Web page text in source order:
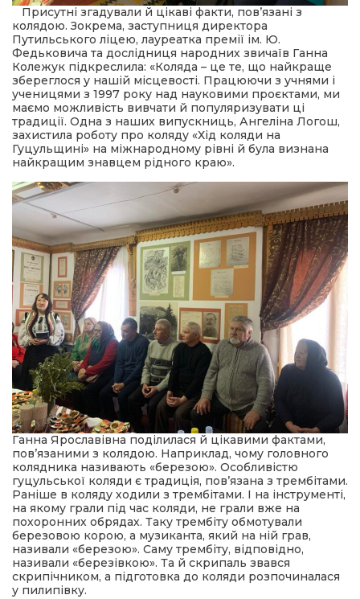
Присутні згадували й цікаві факти, пов’язані з
колядою. Зокрема, заступниця директора
Путильського ліцею, лауреатка премії ім. Ю.
Федьковича та дослідниця народних звичаїв Ганна
Колежук підкреслила: «Коляда – це те, що найкраще
збереглося у нашій місцевості. Працюючи з учнями і
ученицями з 1997 року над науковими проєктами, ми
маємо можливість вивчати й популяризувати ці
традиції. Одна з наших випускниць, Ангеліна Логош,
захистила роботу про коляду «Хід коляди на
Гуцульщині» на міжнародному рівні й була визнана
найкращим знавцем рідного краю».
Ганна Ярославівна поділилася й цікавими фактами,
пов’язаними з колядою. Наприклад, чому головного
колядника називають «березою». Особливістю
гуцульської коляди є традиція, пов’язана з трембітами.
Раніше в коляду ходили з трембітами. І на інструменті,
на якому грали під час коляди, не грали вже на
похоронних обрядах. Таку трембіту обмотували
березовою корою, а музиканта, який на ній грав,
називали «березою». Саму трембіту, відповідно,
називали «березівкою». Та й скрипаль звався
скрипічником, а підготовка до коляди розпочиналася
у пилипівку.